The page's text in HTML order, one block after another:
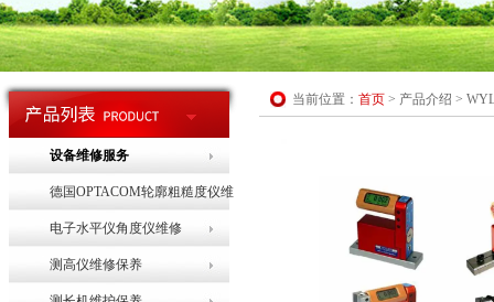
设备维修服务
德国OPTACOM轮廓粗糙度仪维
修
电子水平仪角度仪维修
测高仪维修保养
当前位置： 首页 > 产品介绍 >